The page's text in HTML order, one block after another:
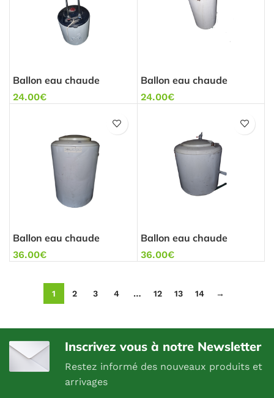
Ballon eau chaude
24.00€
Ballon eau chaude
24.00€
Ballon eau chaude
36.00€
Ballon eau chaude
36.00€
1 2 3 4 … 12 13 14 →
Inscrivez vous à notre Newsletter
Restez informé des nouveaux produits et
arrivages